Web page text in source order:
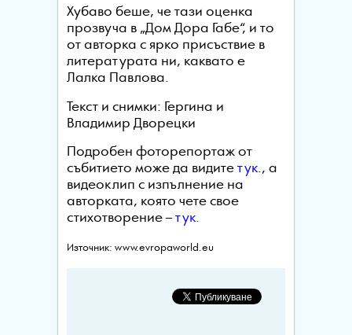
Хубаво беше, че тази оценка
прозвуча в „Дом Дора Габе“, и то
от авторка с ярко присъствие в
литературата ни, каквато е
Лалка Павлова.
Текст и снимки: Гергина и
Владимир Дворецки
Подробен фоторепортаж от
събитието може да видите тук., а
видеоклип с изпълнение на
авторката, която чете свое
стихотворение – тук.
Източник: www.evropaworld.eu